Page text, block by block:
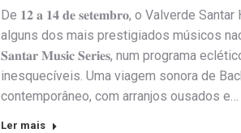
De 𝟏𝟐 𝐚 𝟏𝟒 𝐝𝐞 𝐬𝐞𝐭𝐞𝐦𝐛𝐫𝐨, o Valverde
alguns dos mais prestigiados músicos
𝐒𝐚𝐧𝐭𝐚𝐫 𝐌𝐮𝐬𝐢𝐜 𝐒𝐞𝐫𝐢𝐞𝐬, num programa
inesquecíveis. Uma viagem sonora de
contemporâneo, com arranjos ousados e…
Ler mais